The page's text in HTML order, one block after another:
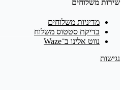
שירות משלוחים
מדיניות משלוחים
בדיקת סטטוס משלוח
נווט אלינו ב־Waze
נגישות